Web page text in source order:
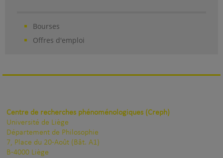
Bourses
Offres d'emploi
Centre de recherches phénoménologiques (Creph)
Université de Liège
Département de Philosophie
7, Place du 20-Août (Bât. A1)
B-4000 Liège